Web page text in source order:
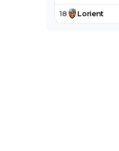
18 Lorient